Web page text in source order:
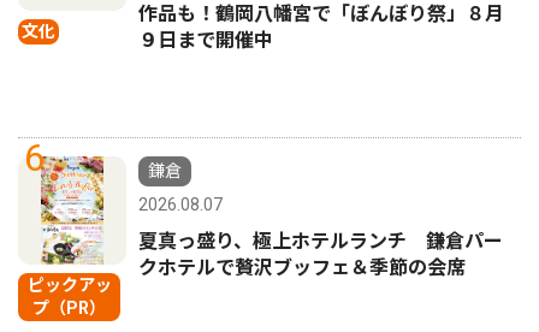
文化
作品も！鶴岡八幡宮で「ぼんぼり祭」８月
９日まで開催中
6
ピックアッ
プ（PR）
鎌倉
2026.08.07
夏真っ盛り、極上ホテルランチ 鎌倉パー
クホテルで贅沢ブッフェ＆季節の会席